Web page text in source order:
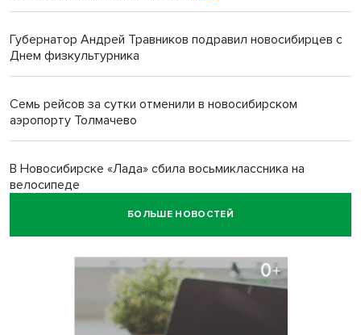
Губернатор Андрей Травников подравил новосибирцев с
Днем физкультурника
Семь рейсов за сутки отменили в новосибирском
аэропорту Толмачево
В Новосибирске «Лада» сбила восьмиклассника на
велосипеде
Новосибирцам назвали точное количество выходных
Годовалый ребёнок оказался заперт в автомобиле в
БОЛЬШЕ НОВОСТЕЙ